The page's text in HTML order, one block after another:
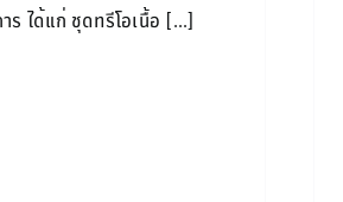
ร ได้แก่ ชุดทรีโอเนื้อ [...]